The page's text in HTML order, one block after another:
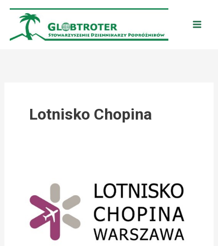
Przejdź
treści
Lotnisko Chopina
WARSZAWIE:
KOLEJNY
REKORDOWY